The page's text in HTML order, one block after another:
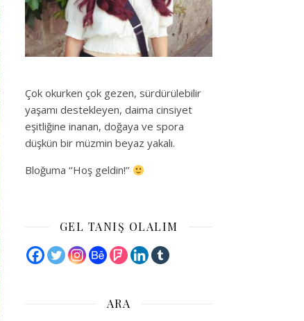
Çok okurken çok gezen, sürdürülebilir
yaşamı destekleyen, daima cinsiyet
eşitliğine inanan, doğaya ve spora
düşkün bir müzmin beyaz yakalı.
Bloğuma ‘’Hoş geldin!’’
GEL TANIŞ OLALIM
ARA